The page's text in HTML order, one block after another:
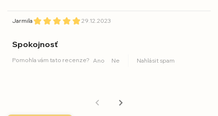
Jarmila 29.12.2023
Spokojnosť
Pomohla vám tato recenze? Ano Ne Nahlásit spam